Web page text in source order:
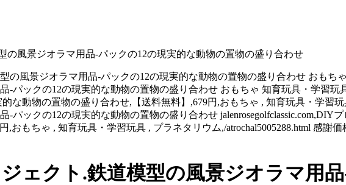
の風景ジオラマ用品-パックの12の現実的な動物の置物の盛り合わせ
の風景ジオラマ用品-パックの12の現実的な動物の置物の盛り合わせ おもち
パックの12の現実的な動物の置物の盛り合わせ おもちゃ 知育玩具・学習玩
な動物の置物の盛り合わせ,【送料無料】,679円,おもちゃ , 知育玩具・学習玩
パックの12の現実的な動物の置物の盛り合わせ jalenrosegolfclassic.com,DIY
,おもちゃ , 知育玩具・学習玩具 , プラネタリウム,/atrochal5005288.html 感
ジェクト.鉄道模型の風景ジオラマ用